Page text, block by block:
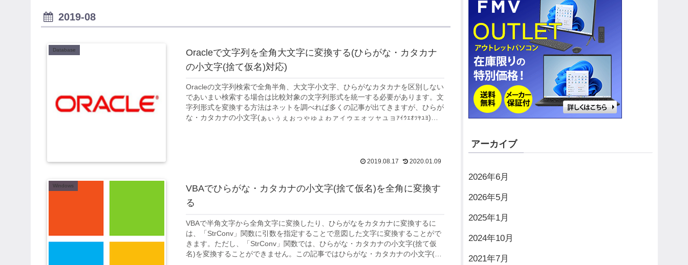
2019-08
Database
Oracleで文字列を全角大文字に変換する(ひらがな・カタカナ
の小文字(捨て仮名)対応)
Oracleの文字列検索で全角半角、大文字小文字、ひらがなカタカナを区別しない
であいまい検索する場合は比較対象の文字列形式を統一する必要があります。文
字列形式を変換する方法はネットを調べれば多くの記事が出てきますが、ひらが
な・カタカナの小文字(ぁぃぅぇぉっゃゅょゎァィゥェォッャュョｧｨｩｪｫｯｬｭｮ)ま
2019.08.17 2020.01.09
Windows
VBAでひらがな・カタカナの小文字(捨て仮名)を全角に変換す
る
VBAで半角文字から全角文字に変換したり、ひらがなをカタカナに変換するに
は、「StrConv」関数に引数を指定することで意図した文字に変換することがで
きます。ただし、「StrConv」関数では、ひらがな・カタカナの小文字(捨て仮
名)を変換することができません。この記事ではひらがな・カタカナの小文字(捨
アーカイブ
2026年6月
2026年5月
2025年1月
2024年10月
2021年7月